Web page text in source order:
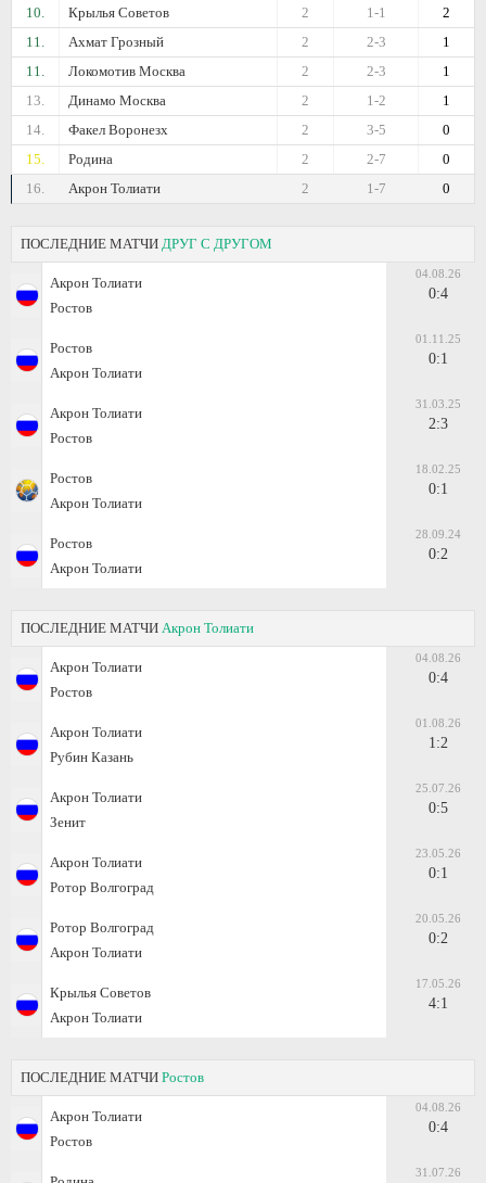
10.
Крылья Советов 2
1-1
2
11.
Ахмат Грозный 1
2-3
2
11.
Локомотив Москва 1
2-3
2
13.
Динамо Москва 1
1-2
2
14.
Факел Воронезх 0
3-5
2
15.
Родина 0
2-7
2
16.
Акрон Толиати 0
1-7
2
ПОСЛЕДНИЕ МАТЧИ ДРУГ С ДРУГОМ
Акрон Толиати
Ростов
04.08.26
0:4
Ростов
Акрон Толиати
01.11.25
0:1
Акрон Толиати
Ростов
31.03.25
2:3
Ростов
Акрон Толиати
18.02.25
0:1
Ростов
Акрон Толиати
28.09.24
0:2
ПОСЛЕДНИЕ МАТЧИ Акрон Толиати
Акрон Толиати
Ростов
04.08.26
0:4
Акрон Толиати
Рубин Казань
01.08.26
1:2
Акрон Толиати
Зенит
25.07.26
0:5
Акрон Толиати
Ротор Волгоград
23.05.26
0:1
Ротор Волгоград
Акрон Толиати
20.05.26
0:2
Крылья Советов
Акрон Толиати
17.05.26
4:1
ПОСЛЕДНИЕ МАТЧИ Ростов
Акрон Толиати
Ростов
04.08.26
0:4
31.07.26